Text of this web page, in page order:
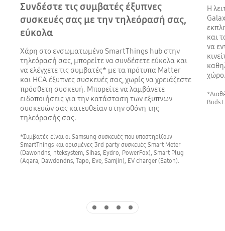
Συνδέστε τις συμβατές έξυπνες
συσκευές σας με την τηλεόρασή σας,
εύκολα
Χάρη στο ενσωματωμένο SmartThings hub στην
τηλεόρασή σας, μπορείτε να συνδέσετε εύκολα και
να ελέγχετε τις συμβατές* με τα πρότυπα Matter
και HCA έξυπνες συσκευές σας, χωρίς να χρειάζεστε
πρόσθετη συσκευή. Μπορείτε να λαμβάνετε
ειδοποιήσεις για την κατάσταση των εξυπνων
συσκευών σας κατευθείαν στην οθόνη της
τηλεόρασής σας.
*Συμβατές είναι οι Samsung συσκευές που υποστηρίζουν
SmartThings και ορισμένες 3rd party συσκευές Smart Meter
(Dawondns, nteksystem, Sihas, Eydro, PowerFox), Smart Plug
(Aqara, Dawdondns, Tapo, Eve, Samjin), EV charger (Eaton).
H
και
να
Buds